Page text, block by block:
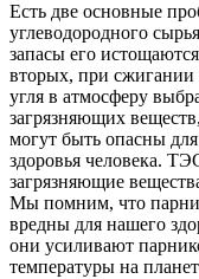
Есть две основные
углеводородного
запасы его
вторых, при сжигании
угля в атмосферу
загрязняющих
могут быть опасны
здоровья человека.
загрязняющие
Мы помним, что
вредны для нашего
они усиливают
температуры на